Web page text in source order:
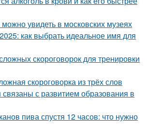
увидеть в московских музеях
как выбрать идеальное имя для
скороговорок для тренировки
скороговорка из трёх слов
связаны с развитием образования в
пива спустя 12 часов: что нужно